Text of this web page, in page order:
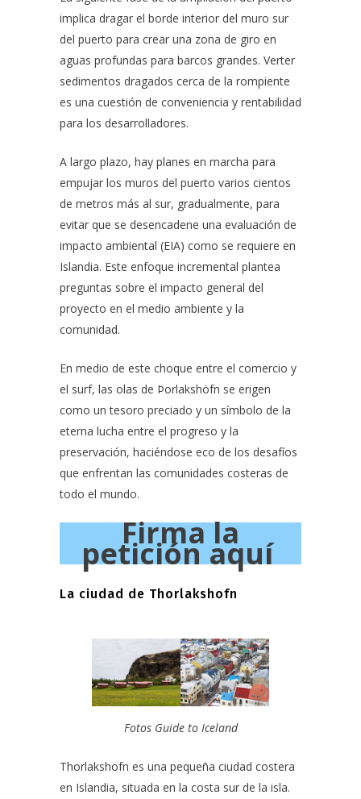
implica dragar el borde interior del muro sur
del puerto para crear una zona de giro en
aguas profundas para barcos grandes. Verter
sedimentos dragados cerca de la rompiente
es una cuestión de conveniencia y rentabilidad
para los desarrolladores.
A largo plazo, hay planes en marcha para
empujar los muros del puerto varios cientos
de metros más al sur, gradualmente, para
evitar que se desencadene una evaluación de
impacto ambiental (EIA) como se requiere en
Islandia. Este enfoque incremental plantea
preguntas sobre el impacto general del
proyecto en el medio ambiente y la
comunidad.
En medio de este choque entre el comercio y
el surf, las olas de Þorlakshöfn se erigen
como un tesoro preciado y un símbolo de la
eterna lucha entre el progreso y la
preservación, haciéndose eco de los desafíos
que enfrentan las comunidades costeras de
todo el mundo.
Firma la
petición aquí
La ciudad de Thorlakshofn
Fotos Guide to Iceland
Thorlakshofn es una pequeña ciudad costera
en Islandia, situada en la costa sur de la isla.